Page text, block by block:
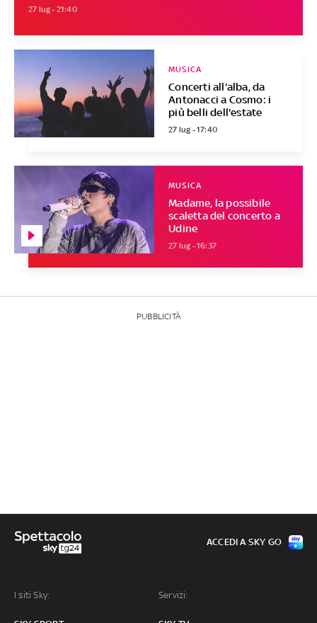
27 lug - 21:40
Concerti all'alba, da
Antonacci a Cosmo: i
più belli dell'estate
MUSICA
27 lug - 17:40
Madame, la possibile
scaletta del concerto a
Udine
MUSICA
27 lug - 16:37
PUBBLICITÀ
I siti Sky: Servizi:
ACCEDI A SKY GO